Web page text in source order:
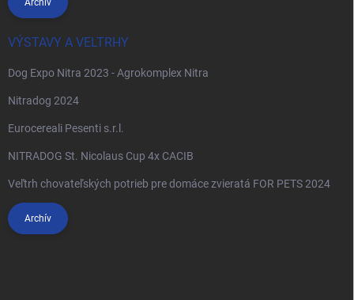
Archív
VÝSTAVY A VELTRHY
Dog Expo Nitra 2023 - Agrokomplex Nitra
Nitradog 2024
Eurocereali Pesenti s.r.l.
NITRADOG St. Nicolaus Cup 4x CACIB
Veľtrh chovateľských potrieb pre domáce zvieratá FOR PETS 2024
Archív